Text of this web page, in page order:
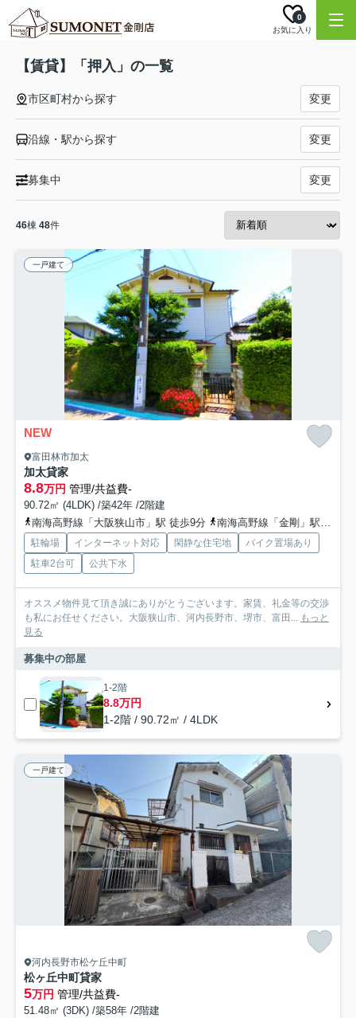
お気に入り
0
【賃貸】「押入」の一覧
市区町村から探す 変更
沿線・駅から探す 変更
募集中 変更
46棟 48件
一戸建て
NEW
富田林市加太
加太貸家
8.8万円 管理/共益費-
90.72㎡ (4LDK) /築42年 /2階建
南海高野線「大阪狭山市」駅 徒歩9分
南海高野線「金剛」駅 徒歩20分
駐輪場 インターネット対応 閑静な住宅地
バイク置場あり
駐車2台可
公共下水
オススメ物件見て頂き誠にありがとうございます。家賃、礼金等の交渉
も私にお任せください。大阪狭山市、河内長野市、堺市、富田... もっと
見る
募集中の部屋
1-2階
8.8万円
1-2階 / 90.72㎡ / 4LDK
一戸建て
河内長野市松ケ丘中町
松ヶ丘中町貸家
5万円 管理/共益費-
51.48㎡ (3DK) /築58年 /2階建